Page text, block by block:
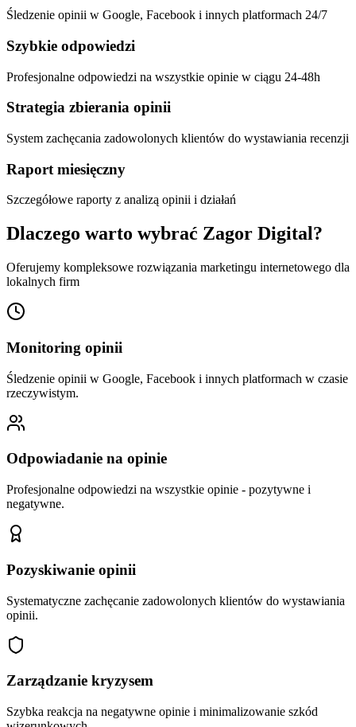
Śledzenie opinii w Google, Facebook i innych platformach 24/7
Szybkie odpowiedzi
Profesjonalne odpowiedzi na wszystkie opinie w ciągu 24-48h
Strategia zbierania opinii
System zachęcania zadowolonych klientów do wystawiania recenzji
Raport miesięczny
Szczegółowe raporty z analizą opinii i działań
Dlaczego warto wybrać Zagor Digital?
Oferujemy kompleksowe rozwiązania marketingu internetowego dla
lokalnych firm
Monitoring opinii
Śledzenie opinii w Google, Facebook i innych platformach w czasie
rzeczywistym.
Odpowiadanie na opinie
Profesjonalne odpowiedzi na wszystkie opinie - pozytywne i
negatywne.
Pozyskiwanie opinii
Systematyczne zachęcanie zadowolonych klientów do wystawiania
opinii.
Zarządzanie kryzysem
Szybka reakcja na negatywne opinie i minimalizowanie szkód